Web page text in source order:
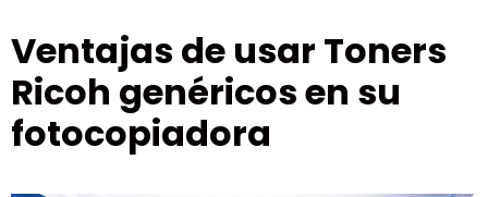
Ventajas de usar Toners
Ricoh genéricos en su
fotocopiadora